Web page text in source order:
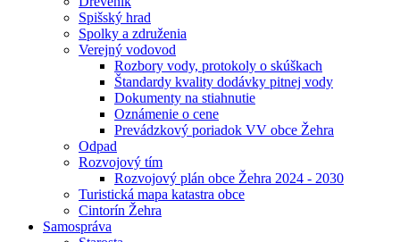
Spišský hrad
Spolky a združenia
Verejný vodovod
Rozbory vody, protokoly o skúškach
Štandardy kvality dodávky pitnej vody
Dokumenty na stiahnutie
Oznámenie o cene
Prevádzkový poriadok VV obce Žehra
Odpad
Rozvojový tím
Rozvojový plán obce Žehra 2024 - 2030
Turistická mapa katastra obce
Cintorín Žehra
Samospráva